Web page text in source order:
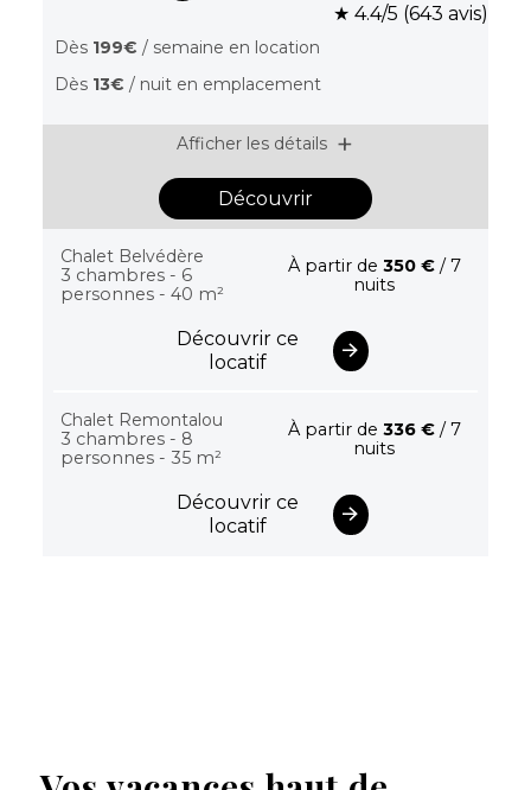
★ 4.4/5 (643 avis)
Dès 199€ / semaine en location
Dès 13€ / nuit en emplacement
Afficher les détails
Découvrir
Chalet Belvédère
3 chambres - 6
personnes - 40 m²
À partir de 350 €/ 7
nuits
Découvrir ce
locatif
Chalet Remontalou
3 chambres - 8
personnes - 35 m²
À partir de 336 €/ 7
nuits
Découvrir ce
locatif